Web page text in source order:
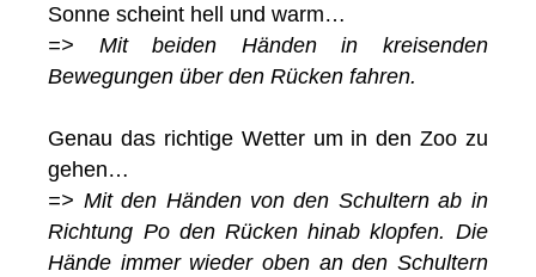
Sonne scheint hell und warm…
=> Mit beiden Händen in kreisenden
Bewegungen über den Rücken fahren.
Genau das richtige Wetter um in den Zoo zu
gehen…
=> Mit den Händen von den Schultern ab in
Richtung Po den Rücken hinab klopfen. Die
Hände immer wieder oben an den Schultern